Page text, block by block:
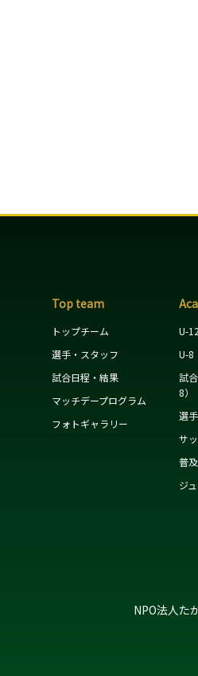
Top team
トップチーム
選手・スタッフ
試合日程・結果
マッチデープログラム
フォトギャラリー
U-12
U-8
試
8）
選
サ
普
ジ
NPO法人た